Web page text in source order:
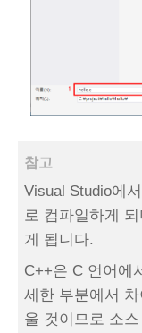
참고
Visual Studio에
로 컴파일하게 되
게 됩니다.
C++은 C 언어에
세한 부분에서
울 것이므로 소